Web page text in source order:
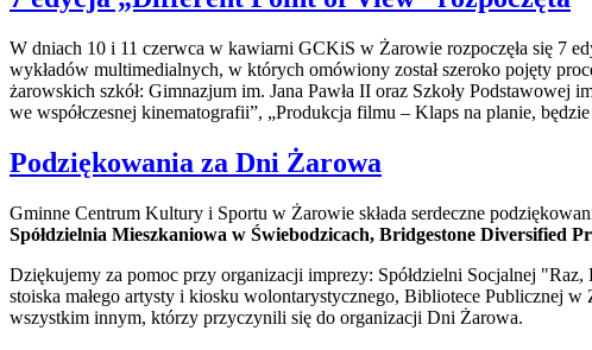
W dniach 10 i 11 czerwca w kawiarni GCKiS w Żarowie rozpoczęła się 7
wykładów multimedialnych, w których omówiony został szeroko pojęty
żarowskich szkół: Gimnazjum im. Jana Pawła II oraz Szkoły
we współczesnej kinematografii”, „Produkcja filmu – Klaps na planie,
Podziękowania za Dni Żarowa
Gminne Centrum Kultury i Sportu w Żarowie składa serdeczne
Spółdzielnia Mieszkaniowa w Świebodzicach, Bridgestone
Dziękujemy za pomoc przy organizacji imprezy: Spółdzielni Socjalnej
stoiska małego artysty i kiosku wolontarystycznego, Bibliotece Publicznej
wszystkim innym, którzy przyczynili się do organizacji Dni Żarowa.